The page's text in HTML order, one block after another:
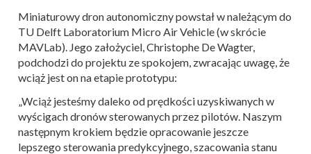
Miniaturowy dron autonomiczny powstał w należącym do
TU Delft Laboratorium Micro Air Vehicle (w skrócie
MAVLab). Jego założyciel, Christophe De Wagter,
podchodzi do projektu ze spokojem, zwracając uwagę, że
wciąż jest on na etapie prototypu:
„Wciąż jesteśmy daleko od prędkości uzyskiwanych w
wyścigach dronów sterowanych przez pilotów. Naszym
następnym krokiem będzie opracowanie jeszcze
lepszego sterowania predykcyjnego, szacowania stanu